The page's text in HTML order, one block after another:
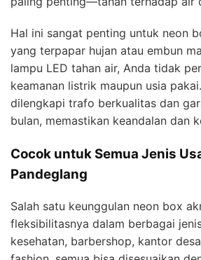
Hal ini sangat penting untuk neon
yang terpapar hujan atau embun
lampu LED tahan air, Anda tidak
keamanan listrik maupun usia
dilengkapi trafo berkualitas dan
bulan, memastikan keandalan dan
Cocok untuk Semua Jenis
Pandeglang
Salah satu keunggulan neon box
fleksibilitasnya dalam berbagai
kesehatan, barbershop, kantor